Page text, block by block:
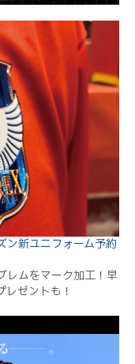
ン新ユニフォーム予約
レムをマーク加工！早
ゼントも！